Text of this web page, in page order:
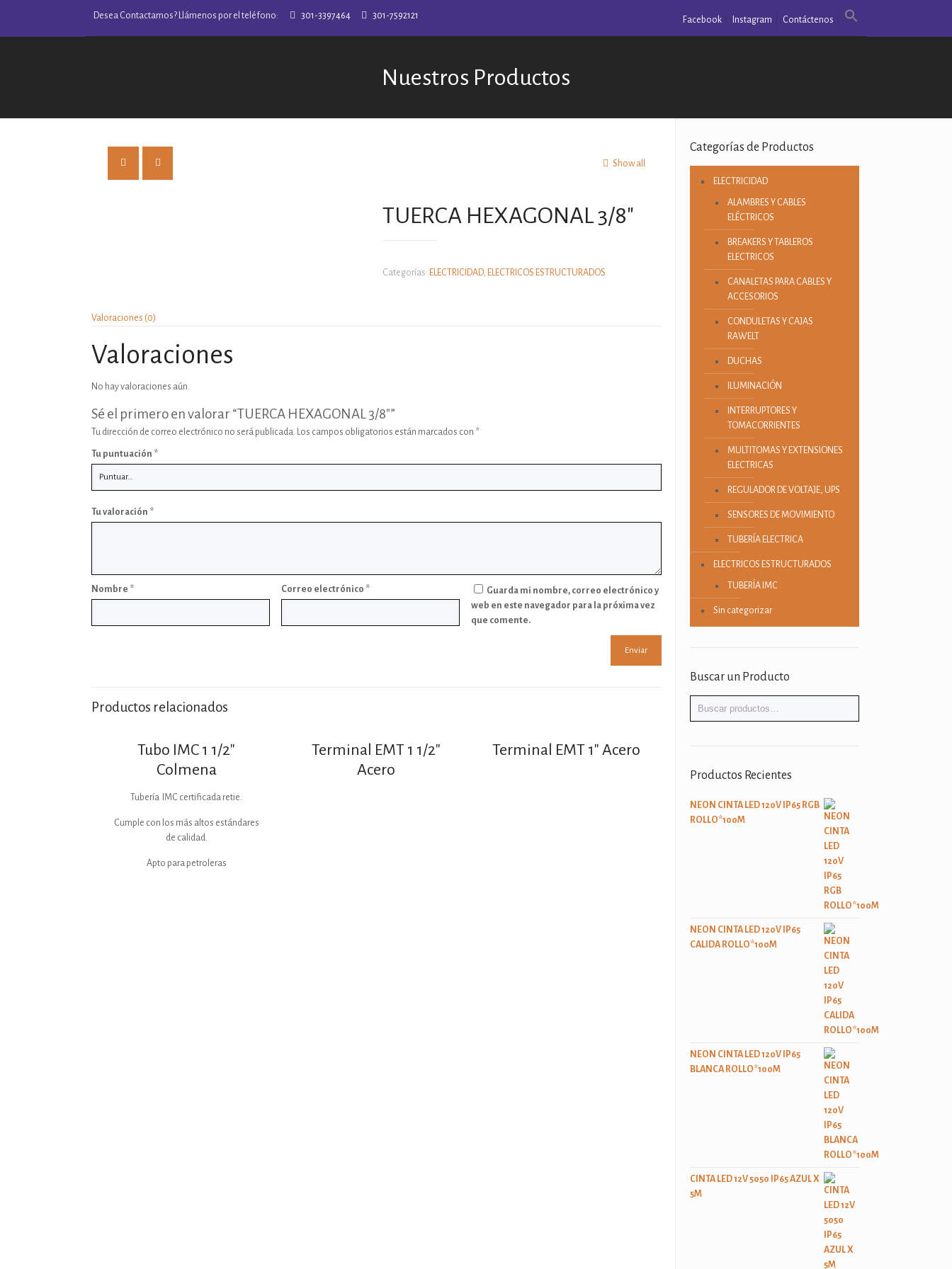
Desea Contactarnos? Llámenos por el teléfono: 301-3397464 301-7592121 Facebook Instagram Contáctenos
Nuestros Productos
Show all
TUERCA HEXAGONAL 3/8″
Categorías: ELECTRICIDAD, ELECTRICOS ESTRUCTURADOS
Valoraciones (0)
Valoraciones
No hay valoraciones aún.
Sé el primero en valorar “TUERCA HEXAGONAL 3/8″”
Tu dirección de correo electrónico no será publicada. Los campos obligatorios están marcados con *
Tu puntuación *
Tu valoración *
Nombre * Correo electrónico *
Guarda mi nombre, correo electrónico y
web en este navegador para la próxima vez
que comente.
Productos relacionados
Tubo IMC 1 1/2″
Colmena
Tubería IMC certificada retie.
Cumple con los más altos estándares
de calidad.
Apto para petroleras
Terminal EMT 1 1/2″
Acero
Terminal EMT 1″ Acero
Categorías de Productos
ELECTRICIDAD
ALAMBRES Y CABLES
ELÉCTRICOS
BREAKERS Y TABLEROS
ELECTRICOS
CANALETAS PARA CABLES Y
ACCESORIOS
CONDULETAS Y CAJAS
RAWELT
DUCHAS
ILUMINACIÓN
INTERRUPTORES Y
TOMACORRIENTES
MULTITOMAS Y EXTENSIONES
ELECTRICAS
REGULADOR DE VOLTAJE, UPS
SENSORES DE MOVIMIENTO
TUBERÍA ELECTRICA
ELECTRICOS ESTRUCTURADOS
TUBERÍA IMC
Sin categorizar
Buscar un Producto
Productos Recientes
NEON CINTA LED 120V IP65 RGB
ROLLO*100M
NEON CINTA LED 120V IP65
CALIDA ROLLO*100M
NEON CINTA LED 120V IP65
BLANCA ROLLO*100M
CINTA LED 12V 5050 IP65 AZUL X
5M